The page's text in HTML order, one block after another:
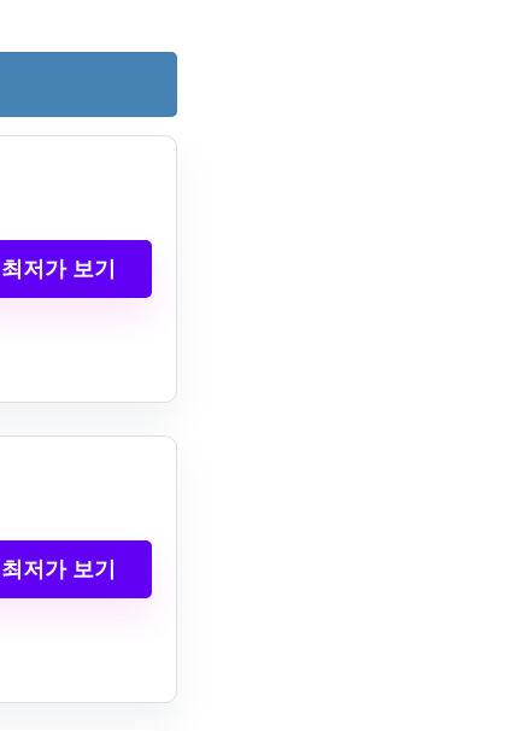
최저가 보기
최저가 보기